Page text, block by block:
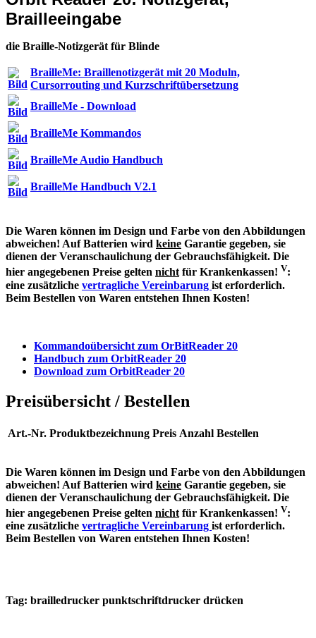
Brailleeingabe
die Braille-Notizgerät für Blinde
BrailleMe: Braillenotizgerät mit 20 Moduln,
Cursorrouting und Kurzschriftübersetzung
BrailleMe - Download
BrailleMe Kommandos
BrailleMe Audio Handbuch
BrailleMe Handbuch V2.1
Die Waren können im Design und Farbe von den Abbildungen
abweichen! Auf Batterien wird keine Garantie gegeben, sie
dienen der Veranschaulichung der Gebrauchsfähigkeit. Die
hier angegebenen Preise gelten nichtfür Krankenkassen! V:
eine zusätzliche vertragliche Vereinbarung ist erforderlich.
Beim Bestellen von Waren entstehen Ihnen Kosten!
Kommandoübersicht zum OrBitReader 20
Handbuch zum OrbitReader 20
Download zum OrbitReader 20
Preisübersicht / Bestellen
Art.-Nr. Produktbezeichnung Preis Anzahl Bestellen
Die Waren können im Design und Farbe von den Abbildungen
abweichen! Auf Batterien wird keine Garantie gegeben, sie
dienen der Veranschaulichung der Gebrauchsfähigkeit. Die
hier angegebenen Preise gelten nicht für Krankenkassen! V:
eine zusätzliche vertragliche Vereinbarung ist erforderlich.
Beim Bestellen von Waren entstehen Ihnen Kosten!
Tag: brailledrucker punktschriftdrucker drücken